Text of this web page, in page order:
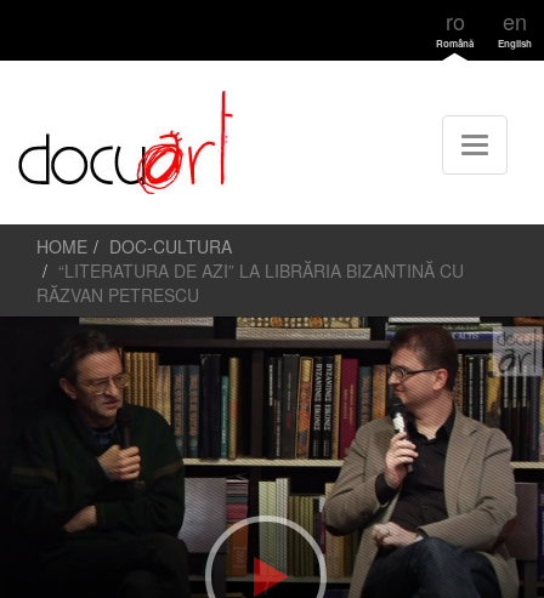
ro
Română
en
English
HOME
DOC-CULTURA
“LITERATURA DE AZI” LA LIBRĂRIA BIZANTINĂ CU
RĂZVAN PETRESCU